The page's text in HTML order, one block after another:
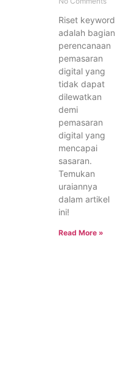
Riset keyword
adalah bagian
perencanaan
pemasaran
digital yang
tidak dapat
dilewatkan
demi
pemasaran
digital yang
mencapai
sasaran.
Temukan
uraiannya
dalam artikel
ini!
Read More »